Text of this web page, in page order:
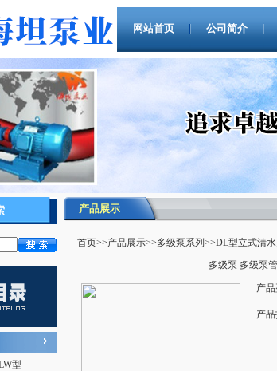
网站首页 公司简介
型
产品展示
首页>>产品展示>>多级泵系列 >>DL型立式清
多级泵 多级泵
产品
产品